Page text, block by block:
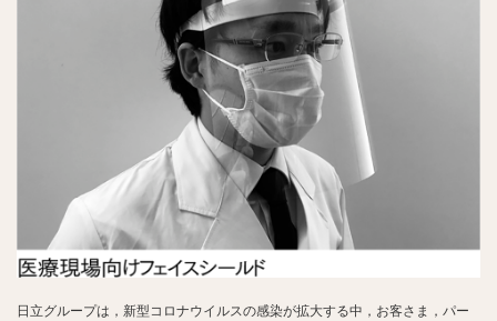
日立グループは，新型コロナウイルスの感染が拡大する中，お客さま，パー